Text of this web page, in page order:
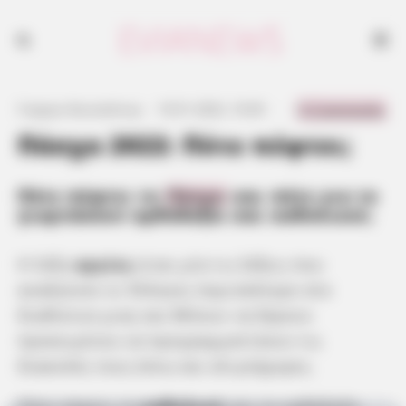
Πάσχα 2022: Πότε πέφτει;
Πότε πέφτει τοΠάσχα και πότε για το
αργίες